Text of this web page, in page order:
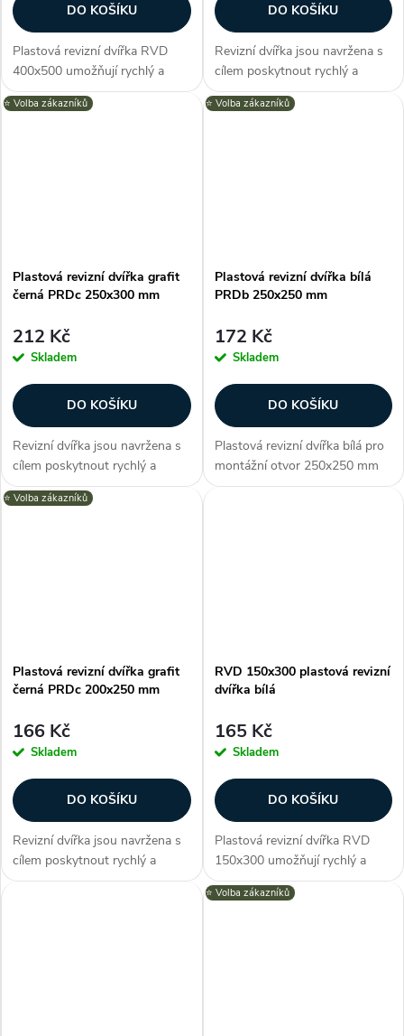
DO KOŠÍKU
Plastová revizní dvířka RVD
400x500 umožňují rychlý a
pohodlný přístup k ukrytým
zařízením jako např. přístup do
DO KOŠÍKU
Revizní dvířka jsou navržena s
cílem poskytnout rychlý a
efektivní způsob inspekce,
údržby a oprav. Dvířka série
⭐️ Volba zákazníků
Plastová revizní dvířka grafit
černá PRDc 250x300 mm
212 Kč
Skladem
DO KOŠÍKU
Revizní dvířka jsou navržena s
cílem poskytnout rychlý a
efektivní způsob inspekce,
údržby a oprav. Dvířka série
⭐️ Volba zákazníků
Plastová revizní dvířka bílá
PRDb 250x250 mm
172 Kč
Skladem
DO KOŠÍKU
Plastová revizní dvířka bílá pro
montážní otvor 250x250 mm
nabízí snadný a elegantní
⭐️ Volba zákazníků
Plastová revizní dvířka grafit
černá PRDc 200x250 mm
166 Kč
Skladem
DO KOŠÍKU
Revizní dvířka jsou navržena s
cílem poskytnout rychlý a
efektivní způsob inspekce,
RVD 150x300 plastová revizní
dvířka bílá
165 Kč
Skladem
DO KOŠÍKU
Plastová revizní dvířka RVD
150x300 umožňují rychlý a
pohodlný přístup k ukrytým
zařízením jako např. přístup do
⭐️ Volba zákazníků